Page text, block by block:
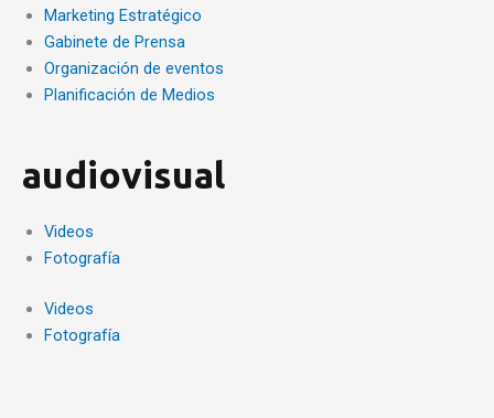
Marketing Estratégico
Gabinete de Prensa
Organización de eventos
Planificación de Medios
audiovisual
Videos
Fotografía
Videos
Fotografía